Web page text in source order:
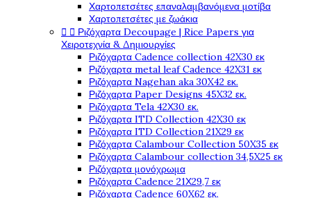
Χαρτοπετσέτες επαναλαμβανόμενα μοτίβα
Χαρτοπετσέτες με ζωάκια
  Ριζόχαρτα Decoupage | Rice Papers για
Χειροτεχνία & Δημιουργίες
Ριζόχαρτα Cadence collection 42X30 εκ
Ριζόχαρτα metal leaf Cadence 42X31 εκ
Ριζόχαρτα Nagehan aka 30X42 εκ.
Ριζόχαρτα Paper Designs 45X32 εκ.
Ριζόχαρτα Tela 42Χ30 εκ.
Ριζόχαρτα ITD Collection 42X30 εκ
Ριζόχαρτα ITD Collection 21X29 εκ
Ριζόχαρτα Calambour Collection 50X35 εκ
Ριζόχαρτα Calambour collection 34,5X25 εκ
Ριζόχαρτα μονόχρωμα
Ριζόχαρτα Cadence 21Χ29,7 εκ
Ριζόχαρτα Cadence 60X62 εκ.